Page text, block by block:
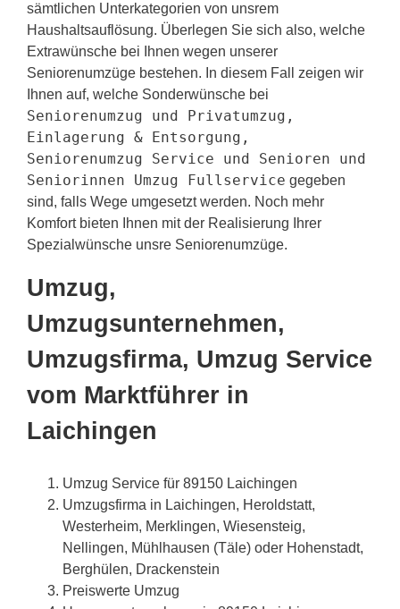
sämtlichen Unterkategorien von unsrem
Haushaltsauflösung. Überlegen Sie sich also, welche
Extrawünsche bei Ihnen wegen unserer
Seniorenumzüge bestehen. In diesem Fall zeigen wir
Ihnen auf, welche Sonderwünsche bei
Seniorenumzug und Privatumzug,
Einlagerung & Entsorgung,
Seniorenumzug Service und Senioren und
Seniorinnen Umzug Fullservice gegeben
sind, falls Wege umgesetzt werden. Noch mehr
Komfort bieten Ihnen mit der Realisierung Ihrer
Spezialwünsche unsre Seniorenumzüge.
Umzug,
Umzugsunternehmen,
Umzugsfirma, Umzug Service
vom Marktführer in
Laichingen
Umzug Service für 89150 Laichingen
Umzugsfirma in Laichingen, Heroldstatt,
Westerheim, Merklingen, Wiesensteig,
Nellingen, Mühlhausen (Täle) oder Hohenstadt,
Berghülen, Drackenstein
Preiswerte Umzug